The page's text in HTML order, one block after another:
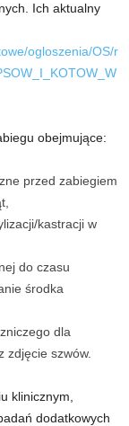
Ich aktualny
ogloszenia/OS/r
obejmujące:
przed zabiegiem
kastracji w
do czasu
środka
dla
zdjęcie szwów.
klinicznym,
dodatkowych